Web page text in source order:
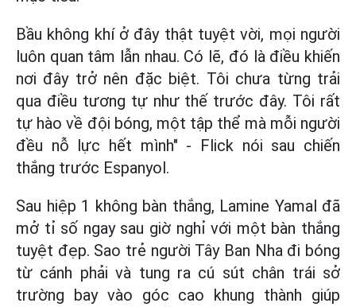
Bầu không khí ở đây thật tuyệt vời, mọi người
luôn quan tâm lẫn nhau. Có lẽ, đó là điều khiến
nơi đây trở nên đặc biệt. Tôi chưa từng trải
qua điều tương tự như thế trước đây. Tôi rất
tự hào về đội bóng, một tập thể mà mỗi người
đều nỗ lực hết mình" - Flick nói sau chiến
thắng trước Espanyol.
Sau hiệp 1 không bàn thắng, Lamine Yamal đã
mở tỉ số ngay sau giờ nghỉ với một bàn thắng
tuyệt đẹp. Sao trẻ người Tây Ban Nha đi bóng
từ cánh phải và tung ra cú sút chân trái sở
trường bay vào góc cao khung thành giúp